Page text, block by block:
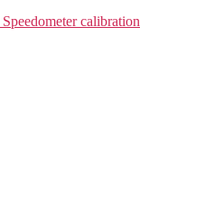
Speedometer calibration